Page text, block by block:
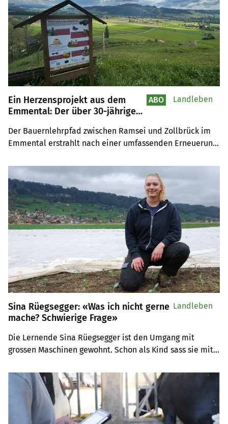
Ein Herzensprojekt aus dem
Emmental: Der über 30-jährige
und neu belebt
Der Bauernlehrpfad zwischen Ramsei und Zollbrück im
Emmental erstrahlt nach einer umfassenden Erneuerung
frischen Inhalten sowie modern gestalteten Posten zum
Entdecken und Verweilen ein.
ABO Landleben
Sina Rüegsegger: «Was ich nicht gerne
mache? Schwierige Frage»
Die Lernende Sina Rüegsegger ist den Umgang mit
grossen Maschinen gewohnt. Schon als Kind sass sie mit
aber für die Tiere, weshalb sie sich für die
Landwirtschaft entschieden hat.
Landleben